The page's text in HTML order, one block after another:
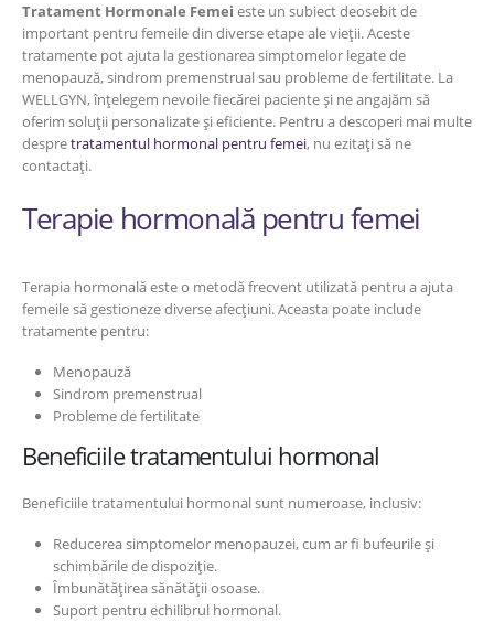
Tratament Hormonale Femei este un subiect deosebit de
important pentru femeile din diverse etape ale vieții. Aceste
tratamente pot ajuta la gestionarea simptomelor legate de
menopauză, sindrom premenstrual sau probleme de fertilitate. La
WELLGYN, înțelegem nevoile fiecărei paciente și ne angajăm să
oferim soluții personalizate și eficiente. Pentru a descoperi mai multe
despretratamentul hormonal pentru femei, nu ezitați să ne
contactați.
Terapie hormonală pentru femei
Terapia hormonală este o metodă frecvent utilizată pentru a ajuta
femeile să gestioneze diverse afecțiuni. Aceasta poate include
tratamente pentru:
Menopauză
Sindrom premenstrual
Probleme de fertilitate
Beneficiile tratamentului hormonal
Beneficiile tratamentului hormonal sunt numeroase, inclusiv:
Reducerea simptomelor menopauzei, cum ar fi bufeurile și
schimbările de dispoziție.
Îmbunătățirea sănătății osoase.
Suport pentru echilibrul hormonal.